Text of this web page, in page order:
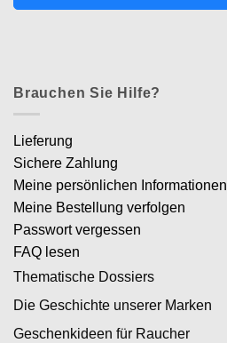
Brauchen Sie Hilfe?
Lieferung
Sichere Zahlung
Meine persönlichen Informationen
Meine Bestellung verfolgen
Passwort vergessen
FAQ lesen
Thematische Dossiers
Die Geschichte unserer Marken
Geschenkideen für Raucher